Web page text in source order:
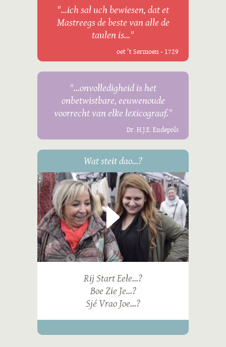
"...ich sal uch bewiesen, dat et
Mastreegs de beste van alle de
taulen is..."
oet 't Sermoen - 1729
"...onvolledigheid is het
onbetwistbare, eeuwenoude
voorrecht van elke lexicograaf."
Dr. H.J.E. Endepols
Wat steit dao...?
Rij Start Eele...?
Boe Zie Je...?
Sjé Vrao Joe...?